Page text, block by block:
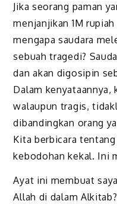
Jika seorang paman
menjanjikan 1M
mengapa saudara
sebuah tragedi?
dan akan digosipin
Dalam kenyataannya,
walaupun tragis,
dibandingkan orang
Kita berbicara
kebodohan kekal.
Ayat ini membuat
Allah di dalam